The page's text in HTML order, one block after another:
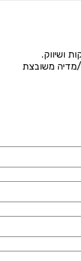
ושיווק.
משובצת